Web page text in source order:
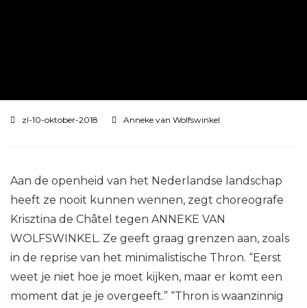
zl-10-oktober-2018 Anneke van Wolfswinkel
Aan de openheid van het Nederlandse landschap
heeft ze nooit kunnen wennen, zegt choreografe
Krisztina de Châtel tegen ANNEKE VAN
WOLFSWINKEL. Ze geeft graag grenzen aan, zoals
in de reprise van het minimalistische Thron. “Eerst
weet je niet hoe je moet kijken, maar er komt een
moment dat je je overgeeft.” “Thron is waanzinnig